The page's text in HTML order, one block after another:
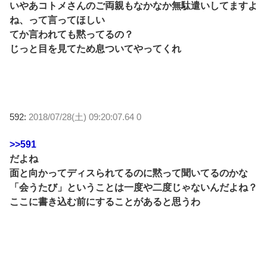
いやあコトメさんのご両親もなかなか無駄遣いしてますよ
ね、って言ってほしい
てか言われても黙ってるの？
じっと目を見てため息ついてやってくれ
592: 2018/07/28(土) 09:20:07.64 0
>>591
だよね
面と向かってディスられてるのに黙って聞いてるのかな
「会うたび」ということは一度や二度じゃないんだよね？
ここに書き込む前にすることがあると思うわ